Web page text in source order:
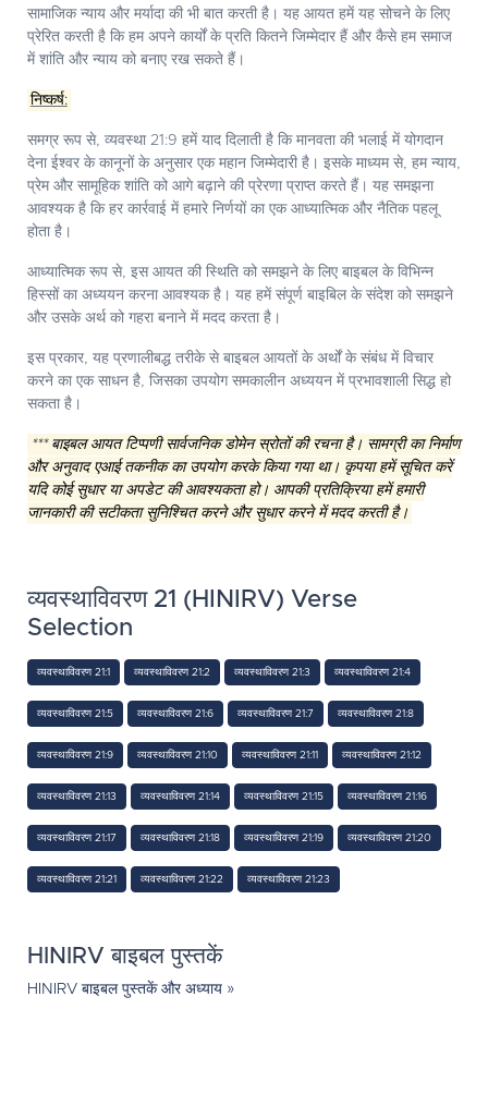
सामाजिक न्याय और मर्यादा की भी बात करती है। यह आयत हमें यह सोचने के लिए
प्रेरित करती है कि हम अपने कार्यों के प्रति कितने जिम्मेदार हैं और कैसे हम समाज
में शांति और न्याय को बनाए रख सकते हैं।
निष्कर्ष:
समग्र रूप से, व्यवस्था 21:9 हमें याद दिलाती है कि मानवता की भलाई में योगदान
देना ईश्वर के कानूनों के अनुसार एक महान जिम्मेदारी है। इसके माध्यम से, हम न्याय,
प्रेम और सामूहिक शांति को आगे बढ़ाने की प्रेरणा प्राप्त करते हैं। यह समझना
आवश्यक है कि हर कार्रवाई में हमारे निर्णयों का एक आध्यात्मिक और नैतिक पहलू
होता है।
आध्यात्मिक रूप से, इस आयत की स्थिति को समझने के लिए बाइबल के विभिन्न
हिस्सों का अध्ययन करना आवश्यक है। यह हमें संपूर्ण बाइबिल के संदेश को समझने
और उसके अर्थ को गहरा बनाने में मदद करता है।
इस प्रकार, यह प्रणालीबद्ध तरीके से बाइबल आयतों के अर्थों के संबंध में विचार
करने का एक साधन है, जिसका उपयोग समकालीन अध्ययन में प्रभावशाली सिद्ध हो
सकता है।
*** बाइबल आयत टिप्पणी सार्वजनिक डोमेन स्रोतों की रचना है। सामग्री का निर्माण
और अनुवाद एआई तकनीक का उपयोग करके किया गया था। कृपया हमें सूचित करें
यदि कोई सुधार या अपडेट की आवश्यकता हो। आपकी प्रतिक्रिया हमें हमारी
जानकारी की सटीकता सुनिश्चित करने और सुधार करने में मदद करती है।
व्यवस्थाविवरण 21 (HINIRV) Verse
Selection
व्यवस्थाविवरण 21:1 व्यवस्थाविवरण 21:2 व्यवस्थाविवरण 21:3 व्यवस्थाविवरण 21:4
व्यवस्थाविवरण 21:5 व्यवस्थाविवरण 21:6 व्यवस्थाविवरण 21:7 व्यवस्थाविवरण 21:8
व्यवस्थाविवरण 21:9 व्यवस्थाविवरण 21:10 व्यवस्थाविवरण 21:11 व्यवस्थाविवरण 21:12
व्यवस्थाविवरण 21:13 व्यवस्थाविवरण 21:14 व्यवस्थाविवरण 21:15 व्यवस्थाविवरण 21:16
व्यवस्थाविवरण 21:17 व्यवस्थाविवरण 21:18 व्यवस्थाविवरण 21:19 व्यवस्थाविवरण 21:20
व्यवस्थाविवरण 21:21 व्यवस्थाविवरण 21:22 व्यवस्थाविवरण 21:23
HINIRV बाइबल पुस्तकें
HINIRV बाइबल पुस्तकें और अध्याय »